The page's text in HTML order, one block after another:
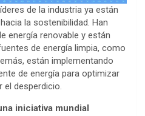
de la industria ya están
la sostenibilidad. Han
energía renovable y están
de energía limpia, como
están implementando
de energía para optimizar
el desperdicio.
iniciativa mundial